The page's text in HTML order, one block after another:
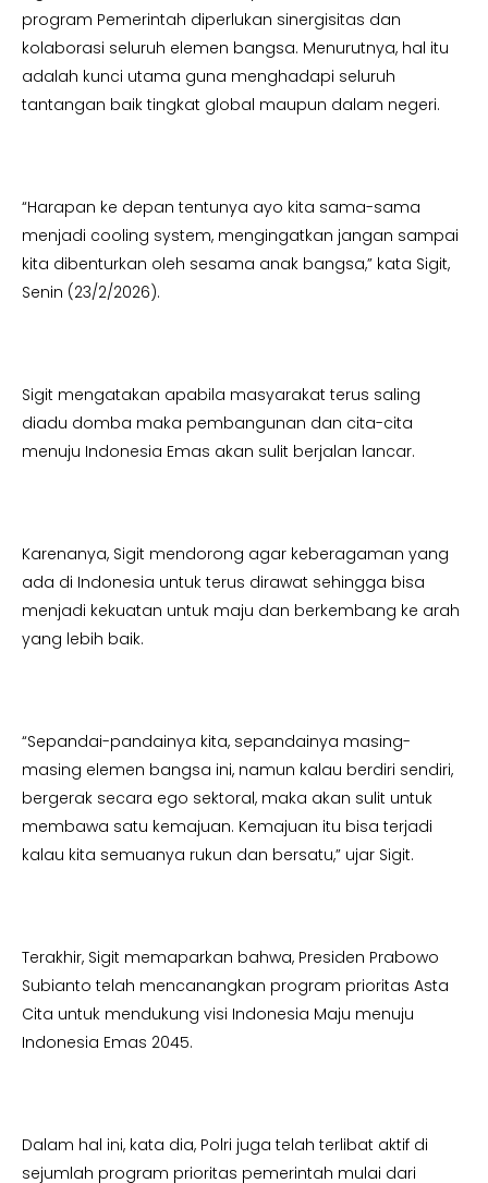
program Pemerintah diperlukan sinergisitas dan
kolaborasi seluruh elemen bangsa. Menurutnya, hal itu
adalah kunci utama guna menghadapi seluruh
tantangan baik tingkat global maupun dalam negeri.
“Harapan ke depan tentunya ayo kita sama-sama
menjadi cooling system, mengingatkan jangan sampai
kita dibenturkan oleh sesama anak bangsa,” kata Sigit,
Senin (23/2/2026).
Sigit mengatakan apabila masyarakat terus saling
diadu domba maka pembangunan dan cita-cita
menuju Indonesia Emas akan sulit berjalan lancar.
Karenanya, Sigit mendorong agar keberagaman yang
ada di Indonesia untuk terus dirawat sehingga bisa
menjadi kekuatan untuk maju dan berkembang ke arah
yang lebih baik.
“Sepandai-pandainya kita, sepandainya masing-
masing elemen bangsa ini, namun kalau berdiri sendiri,
bergerak secara ego sektoral, maka akan sulit untuk
membawa satu kemajuan. Kemajuan itu bisa terjadi
kalau kita semuanya rukun dan bersatu,” ujar Sigit.
Terakhir, Sigit memaparkan bahwa, Presiden Prabowo
Subianto telah mencanangkan program prioritas Asta
Cita untuk mendukung visi Indonesia Maju menuju
Indonesia Emas 2045.
Dalam hal ini, kata dia, Polri juga telah terlibat aktif di
sejumlah program prioritas pemerintah mulai dari